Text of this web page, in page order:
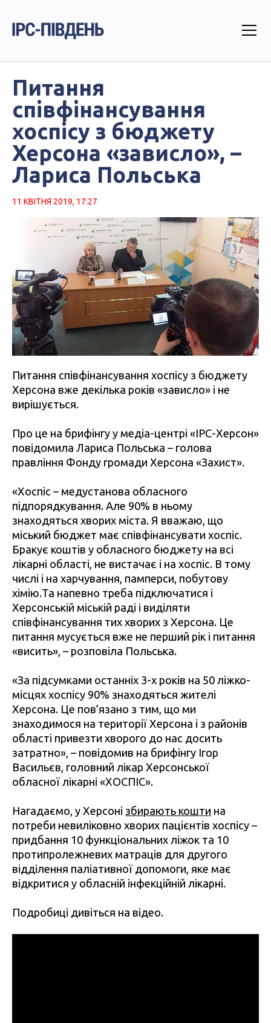
Питання
співфінансування
хоспісу з бюджету
Херсона «зависло», –
Лариса Польська
11 КВІТНЯ 2019, 17:27
Питання співфінансування хоспісу з бюджету
Херсона вже декілька років «зависло» і не
вирішується.
Про це на брифінгу у медіа-центрі «ІРС-Херсон»
повідомила Лариса Польська – голова
правління Фонду громади Херсона «Захист».
«Хоспіс – медустанова обласного
підпорядкування. Але 90% в ньому
знаходяться хворих міста. Я вважаю, що
міський бюджет має співфінансувати хоспіс.
Бракує коштів у обласного бюджету на всі
лікарні області, не вистачає і на хоспіс. В тому
числі і на харчування, памперси, побутову
хімію.Та напевно треба підключатися і
Херсонській міській раді і виділяти
співфінансування тих хворих з Херсона. Це
питання мусується вже не перший рік і питання
«висить», – розповіла Польська.
«За підсумками останніх 3-х років на 50 ліжко-
місцях хоспісу 90% знаходяться жителі
Херсона. Це пов’язано з тим, що ми
знаходимося на території Херсона і з районів
області привезти хворого до нас досить
затратно», – повідомив на брифінгу Ігор
Васильєв, головний лікар Херсонської
обласної лікарні «ХОСПІС».
Нагадаємо, у Херсоні збирають кошти на
потреби невиліковно хворих пацієнтів хоспісу –
придбання 10 функціональних ліжок та 10
протипролежневих матраців для другого
відділення паліативної допомоги, яке має
відкритися у обласній інфекційній лікарні.
Подробиці дивіться на відео.